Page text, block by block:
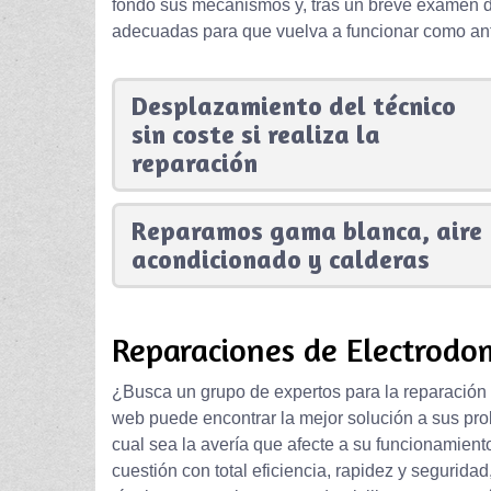
fondo sus mecanismos y, tras un breve
adecuadas para que vuelva a funcionar como
Desplazamiento del técnico
sin coste si realiza la
reparación
Reparamos gama blanca, aire
acondicionado y calderas
Reparaciones de
¿Busca un grupo de expertos para la
web puede encontrar la mejor solución a sus
cual sea la avería que afecte a su
cuestión con total eficiencia, rapidez y